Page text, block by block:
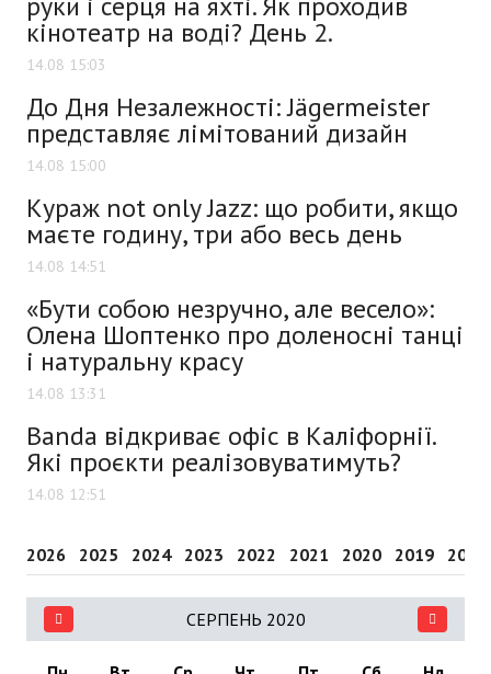
кінотеатр на воді? День 2.
14.08 15:03
До Дня Незалежності: Jägermeister
представляє лімітований дизайн
14.08 15:00
Кураж not only Jazz: що робити, якщо
маєте годину, три або весь день
14.08 14:51
«Бути собою незручно, але весело»:
Олена Шоптенко про доленосні танці
і натуральну красу
14.08 13:31
Banda відкриває офіс в Каліфорнії.
Які проєкти реалізовуватимуть?
14.08 12:51
2026 2025 2024 2023 2022 2021 2020 2019 2018
СЕРПЕНЬ 2020